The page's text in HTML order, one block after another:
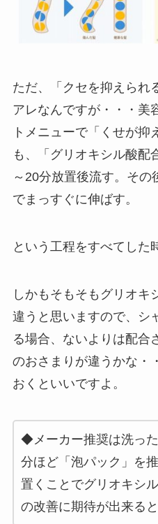
ただ、「クセを抑えられ
アレなんですが・・・美
トメニューで「くせが
も、「グリオキシル酸配
～20分放置後流す。その
でまっすぐに伸ばす。
という工程をすべてした
しかもそもそもグリオキ
違うと思いますので、シ
る場合、ないよりは配合
のおさまりが違うかな・
おくといいですよ。
◆メーカー推奨は洗っ
分ほど「泡パック」を
置くことでグリオキシ
の改善に期待が出来る